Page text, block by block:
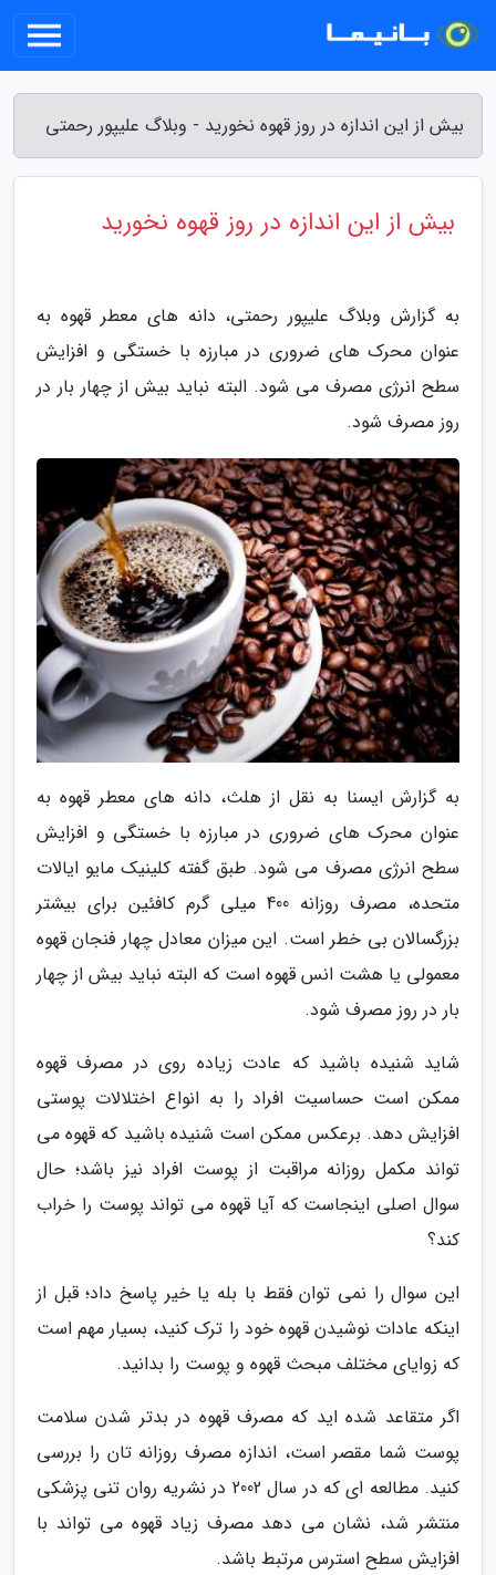
بیش از این اندازه در روز قهوه نخورید - وبلاگ علیپور رحمتی
بیش از این اندازه در روز قهوه نخورید
به گزارش وبلاگ علیپور رحمتی، دانه های معطر قهوه به
عنوان محرک های ضروری در مبارزه با خستگی و افزایش
سطح انرژی مصرف می شود. البته نباید بیش از چهار بار در
روز مصرف شود.
به گزارش ایسنا به نقل از هلث، دانه های معطر قهوه به
عنوان محرک های ضروری در مبارزه با خستگی و افزایش
سطح انرژی مصرف می شود. طبق گفته کلینیک مایو ایالات
متحده، مصرف روزانه 400 میلی گرم کافئین برای بیشتر
بزرگسالان بی خطر است. این میزان معادل چهار فنجان قهوه
معمولی یا هشت انس قهوه است که البته نباید بیش از چهار
بار در روز مصرف شود.
شاید شنیده باشید که عادت زیاده روی در مصرف قهوه
ممکن است حساسیت افراد را به انواع اختلالات پوستی
افزایش دهد. برعکس ممکن است شنیده باشید که قهوه می
تواند مکمل روزانه مراقبت از پوست افراد نیز باشد؛ حال
سوال اصلی اینجاست که آیا قهوه می تواند پوست را خراب
کند؟
این سوال را نمی توان فقط با بله یا خیر پاسخ داد؛ قبل از
اینکه عادات نوشیدن قهوه خود را ترک کنید، بسیار مهم است
که زوایای مختلف مبحث قهوه و پوست را بدانید.
اگر متقاعد شده اید که مصرف قهوه در بدتر شدن سلامت
پوست شما مقصر است، اندازه مصرف روزانه تان را بررسی
کنید. مطالعه ای که در سال 2002 در نشریه روان تنی پزشکی
منتشر شد، نشان می دهد مصرف زیاد قهوه می تواند با
افزایش سطح استرس مرتبط باشد.